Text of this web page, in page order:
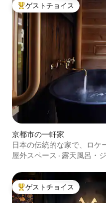
大好評のゲストチョイスで
ゲストチョイス
京都市の一軒家
日本の伝統的な家で、ロケ
屋外スペース · 露天風呂・
大好評のゲストチョイスです
ゲストチョイス